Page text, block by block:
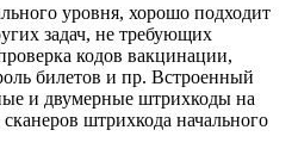
уровня, хорошо подходит
задач, не требующих
кодов вакцинации,
билетов и пр. Встроенный
и двумерные штрихкоды на
штрихкода начального